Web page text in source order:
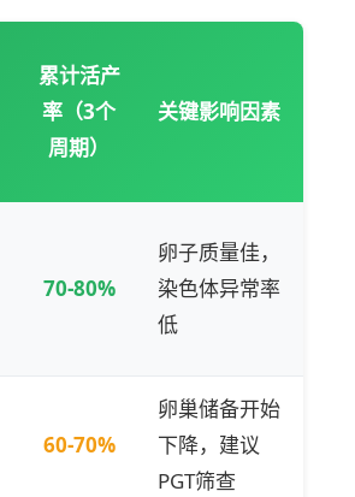
累计活产
率（3个
周期）
关键影响因素
70-80%
卵子质量佳，
染色体异常率
低
60-70%
卵巢储备开始
下降，建议
PGT筛查